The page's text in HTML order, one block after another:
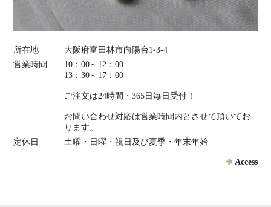
所在地
大阪府富田林市向陽台1-3-4
営業時間
10：00～12：00
13：30～17：00
ご注文は24時間・365日毎日受付！
お問い合わせ対応は営業時間内とさせて頂いてお
ります。
定休日
土曜・日曜・祝日及び夏季・年末年始
Access